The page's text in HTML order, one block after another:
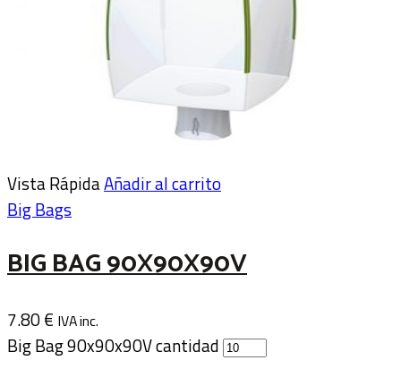
Vista RápidaAñadir al carrito
Big Bags
BIG BAG 90X90X90V
7.80€ IVA inc.
Big Bag 90x90x90V cantidad